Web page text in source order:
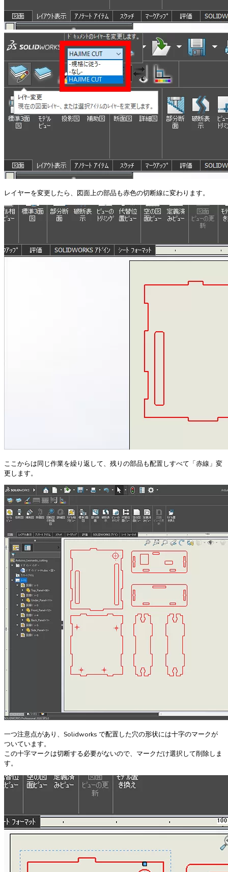
レイヤーを変更したら、図面上の部品も赤色の切断線に変わります。
ここからは同じ作業を繰り返して、残りの部品も配置しすべて「赤線」変
更します。
一つ注意点があり、Solidworks で配置した穴の形状には十字のマークが
ついています。
この十字マークは切断する必要がないので、マークだけ選択して削除しま
す。